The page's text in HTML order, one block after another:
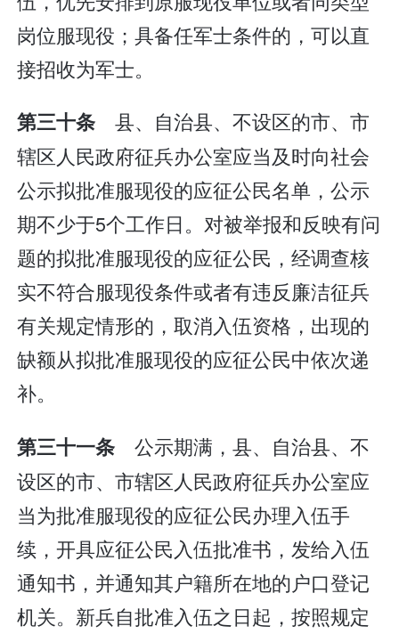
岗位服现役；具备任军士条件的，可以直
接招收为军士。
第三十条 县、自治县、不设区的市、市
辖区人民政府征兵办公室应当及时向社会
公示拟批准服现役的应征公民名单，公示
期不少于5个工作日。对被举报和反映有问
题的拟批准服现役的应征公民，经调查核
实不符合服现役条件或者有违反廉洁征兵
有关规定情形的，取消入伍资格，出现的
缺额从拟批准服现役的应征公民中依次递
补。
第三十一条 公示期满，县、自治县、不
设区的市、市辖区人民政府征兵办公室应
当为批准服现役的应征公民办理入伍手
续，开具应征公民入伍批准书，发给入伍
通知书，并通知其户籍所在地的户口登记
机关。新兵自批准入伍之日起，按照规定